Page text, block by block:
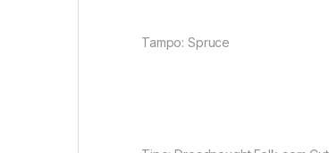
Tampo: Spruce